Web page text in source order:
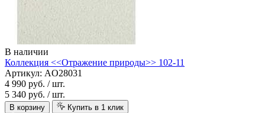
В наличии
Коллекция <<Отражение природы>> 102-11
Артикул: AO28031
4 990 руб. / шт.
5 340 руб. / шт.
В корзину Купить в 1 клик